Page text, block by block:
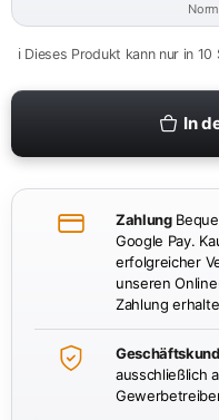
ℹ️ Dieses Produkt kann nur in
In
Zahlung
Google Pay.
erfolgreicher
unseren
Zahlung
ausschließlich